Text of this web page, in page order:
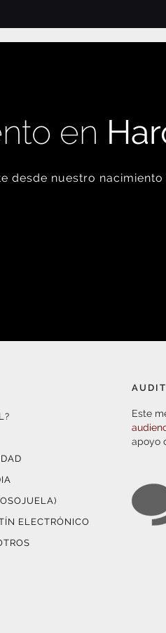
en
desde nuestro nacimiento
ELECTRÓNICO
Este
apoyo